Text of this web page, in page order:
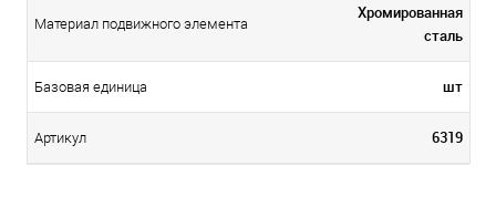
Материал подвижного элемента
Хромированная
сталь
Базовая единица шт
Артикул 6319